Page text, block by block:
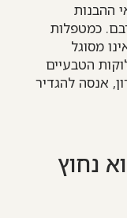
ההבנות
כמטפלות
מסוגל
הטבעיים
אנסה להגדיר
נחוץ